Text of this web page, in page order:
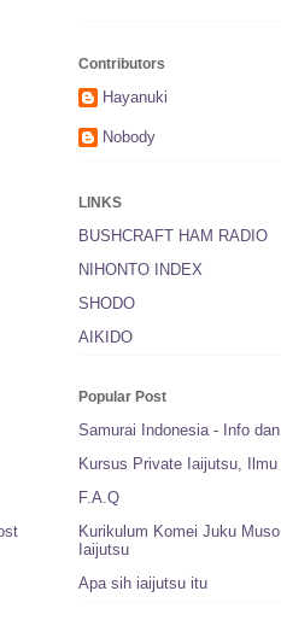
Contributors
Hayanuki
Nobody
LINKS
BUSHCRAFT HAM RADIO
NIHONTO INDEX
SHODO
AIKIDO
Popular Post
Samurai Indonesia - Info
Kursus Private Iaijutsu, Ilmu
F.A.Q
Kurikulum Komei Juku
Iaijutsu
Apa sih iaijutsu itu